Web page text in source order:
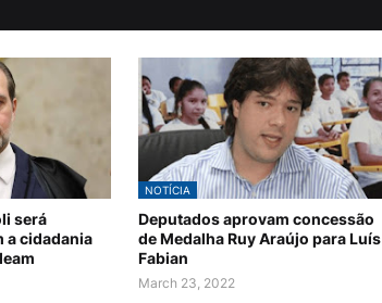
será
a cidadania
NOTÍCIA
Deputados aprovam concessão
de Medalha Ruy Araújo para Luís
Fabian
March 23, 2022